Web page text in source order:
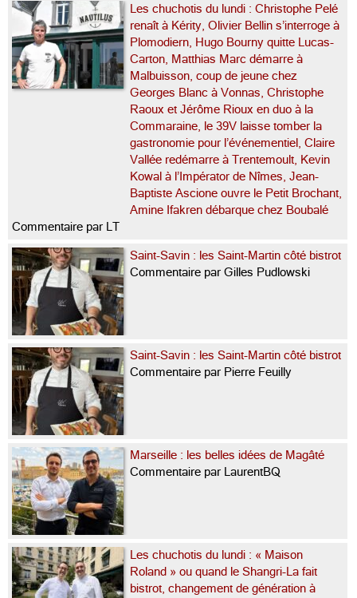
Les chuchotis du lundi : Christophe Pelé
renaît à Kérity, Olivier Bellin s’interroge à
Plomodiern, Hugo Bourny quitte Lucas-
Carton, Matthias Marc démarre à
Malbuisson, coup de jeune chez
Georges Blanc à Vonnas, Christophe
Raoux et Jérôme Rioux en duo à la
Commaraine, le 39V laisse tomber la
gastronomie pour l’événementiel, Claire
Vallée redémarre à Trentemoult, Kevin
Kowal à l’Impérator de Nîmes, Jean-
Baptiste Ascione ouvre le Petit Brochant,
Amine Ifakren débarque chez Boubalé
Commentaire par LT
Saint-Savin : les Saint-Martin côté bistrot
Commentaire par Gilles Pudlowski
Saint-Savin : les Saint-Martin côté bistrot
Commentaire par Pierre Feuilly
Marseille : les belles idées de Magâté
Commentaire par LaurentBQ
Les chuchotis du lundi : « Maison
Roland » ou quand le Shangri-La fait
bistrot, changement de génération à